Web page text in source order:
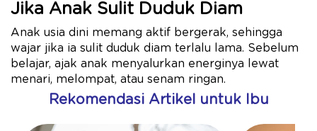
Jika Anak Sulit Duduk Diam
Anak usia dini memang aktif bergerak, sehingga
wajar jika ia sulit duduk diam terlalu lama. Sebelum
belajar, ajak anak menyalurkan energinya lewat
menari, melompat, atau senam ringan.
Rekomendasi Artikel untuk Ibu